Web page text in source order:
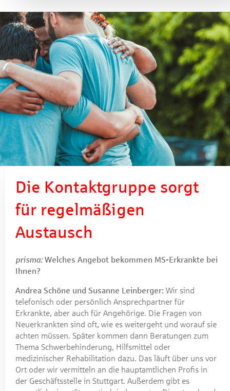
Die Kontaktgruppe sorgt
für regelmäßigen
Austausch
prisma: Welches Angebot bekommen MS-Erkrankte bei
Ihnen?
Andrea Schöne und Susanne Leinberger: Wir sind
telefonisch oder persönlich Ansprechpartner für
Erkrankte, aber auch für Angehörige. Die Fragen von
Neuerkrankten sind oft, wie es weitergeht und worauf sie
achten müssen. Später kommen dann Beratungen zum
Thema Schwerbehinderung, Hilfsmittel oder
medizinischer Rehabilitation dazu. Das läuft über uns vor
Ort oder wir vermitteln an die hauptamtlichen Profis in
der Geschäftsstelle in Stuttgart. Außerdem gibt es